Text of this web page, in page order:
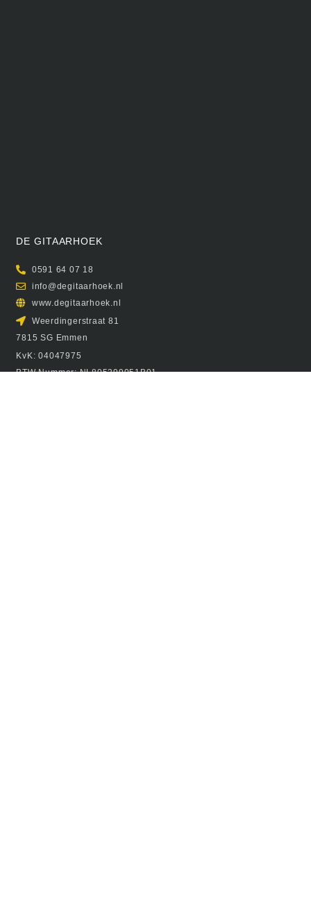
DE GITAARHOEK
0591 64 07 18
info@degitaarhoek.nl
www.degitaarhoek.nl
Weerdingerstraat 81
7815 SG Emmen
KvK: 04047975
BTW Nummer: NL805299051B01